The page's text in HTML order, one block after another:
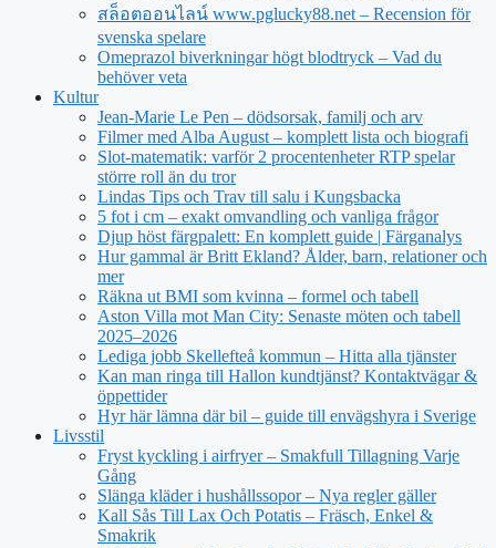
สล็อตออนไลน์ www.pglucky88.net – Recension för
svenska spelare
Omeprazol biverkningar högt blodtryck – Vad du
behöver veta
Kultur
Jean‑Marie Le Pen – dödsorsak, familj och arv
Filmer med Alba August – komplett lista och biografi
Slot-matematik: varför 2 procentenheter RTP spelar
större roll än du tror
Lindas Tips och Trav till salu i Kungsbacka
5 fot i cm – exakt omvandling och vanliga frågor
Djup höst färgpalett: En komplett guide | Färganalys
Hur gammal är Britt Ekland? Ålder, barn, relationer och
mer
Räkna ut BMI som kvinna – formel och tabell
Aston Villa mot Man City: Senaste möten och tabell
2025–2026
Lediga jobb Skellefteå kommun – Hitta alla tjänster
Kan man ringa till Hallon kundtjänst? Kontaktvägar &
öppettider
Hyr här lämna där bil – guide till envägshyra i Sverige
Livsstil
Fryst kyckling i airfryer – Smakfull Tillagning Varje
Gång
Slänga kläder i hushållssopor – Nya regler gäller
Kall Sås Till Lax Och Potatis – Fräsch, Enkel &
Smakrik